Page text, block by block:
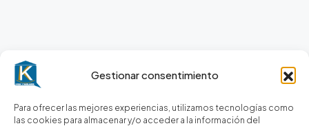
Gestionar consentimiento
Para ofrecer las mejores experiencias, utilizamos tecnologías como
las cookies para almacenar y/o acceder a la información del